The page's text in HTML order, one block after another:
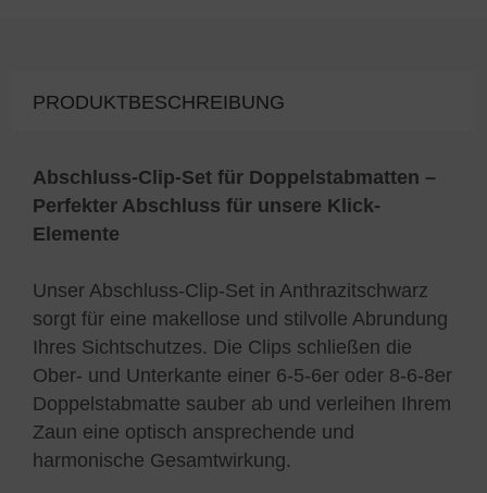
PRODUKTBESCHREIBUNG
Abschluss-Clip-Set für Doppelstabmatten –
Perfekter Abschluss für unsere Klick-
Elemente
Unser Abschluss-Clip-Set in Anthrazitschwarz
sorgt für eine makellose und stilvolle Abrundung
Ihres Sichtschutzes. Die Clips schließen die
Ober- und Unterkante einer 6-5-6er oder 8-6-8er
Doppelstabmatte sauber ab und verleihen Ihrem
Zaun eine optisch ansprechende und
harmonische Gesamtwirkung.